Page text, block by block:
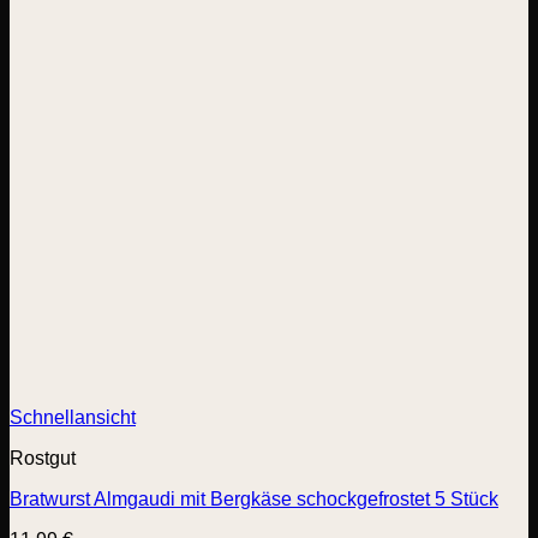
Schnellansicht
Rostgut
Bratwurst Almgaudi mit Bergkäse schockgefrostet 5 Stück